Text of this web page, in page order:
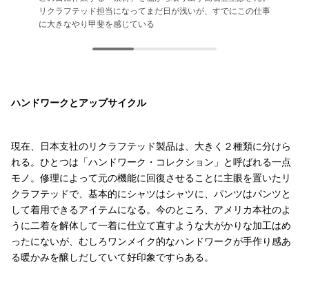
リクラフテッド担当になってまだ日が浅いが、すでにこの仕事
に大きなやり甲斐を感じている
クラフテッド依頼待ち棚」がある
イメージする時間こそ、この仕事のハイライト。カラフルな当
て布のストックを横に置き、想像力を膨らませる木村さん
ハンドワークとアップサイクル
現在、日本支社のリクラフテッド製品は、大きく２種類に分けら
れる。ひとつは「ハンドワーク・コレクション」と呼ばれる一点
モノ。修理によって元の機能に回復させることに主眼を置いたリ
クラフテッドで、基本的にシャツはシャツに、パンツはパンツと
して着用できるアイテムになる。今のところ、アメリカ本社のよ
うに二着を解体して一着に仕立て直すような大がかりな加工はめ
ったにないが、むしろワンメイク的なハンドワークが手作り感あ
る暖かみを醸しだしていて好印象ですらある。